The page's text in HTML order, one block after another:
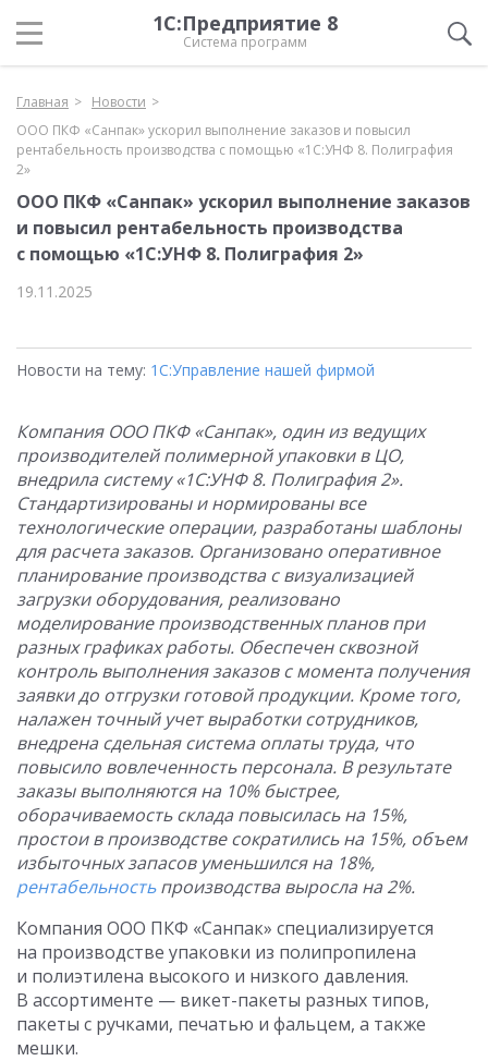
1С:Предприятие 8
Система программ
Главная
Новости
ООО ПКФ «Санпак» ускорил выполнение заказов и повысил
рентабельность производства с помощью «1С:УНФ 8. Полиграфия
2»
ООО ПКФ «Санпак» ускорил выполнение заказов
и повысил рентабельность производства
с помощью «1С:УНФ 8. Полиграфия 2»
19.11.2025
Новости на тему: 1С:Управление нашей фирмой
Компания ООО ПКФ «Санпак», один из ведущих
производителей полимерной упаковки в ЦО,
внедрила систему «1С:УНФ 8. Полиграфия 2».
Стандартизированы и нормированы все
технологические операции, разработаны шаблоны
для расчета заказов. Организовано оперативное
планирование производства с визуализацией
загрузки оборудования, реализовано
моделирование производственных планов при
разных графиках работы. Обеспечен сквозной
контроль выполнения заказов с момента получения
заявки до отгрузки готовой продукции. Кроме того,
налажен точный учет выработки сотрудников,
внедрена сдельная система оплаты труда, что
повысило вовлеченность персонала. В результате
заказы выполняются на 10% быстрее,
оборачиваемость склада повысилась на 15%,
простои в производстве сократились на 15%, объем
избыточных запасов уменьшился на 18%,
рентабельностьпроизводства выросла на 2%.
Компания ООО ПКФ «Санпак» специализируется
на производстве упаковки из полипропилена
и полиэтилена высокого и низкого давления.
В ассортименте — викет-пакеты разных типов,
пакеты с ручками, печатью и фальцем, а также
мешки.